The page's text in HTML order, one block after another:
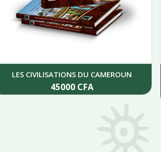
LES CIVILISATIONS DU CAMEROUN
45000 CFA